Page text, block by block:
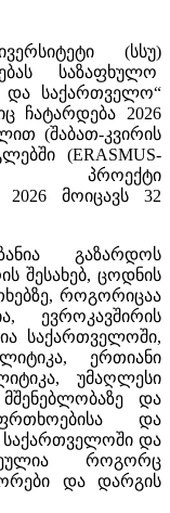
(სსუ)
საზაფხულო
და საქართველო“
ჩატარდება 2026
(შაბათ-კვირის
(ERASMUS-
პროექტი
მოიცავს32
გაზარდოს
შესახებ, ცოდნის
, როგორიცაა
,
ევროკავშირის
საქართველოში,
, ერთიანი
, უმაღლესი
მშენებლობაზე
და
და
საქართველოში და
როგორც
და
დარგის